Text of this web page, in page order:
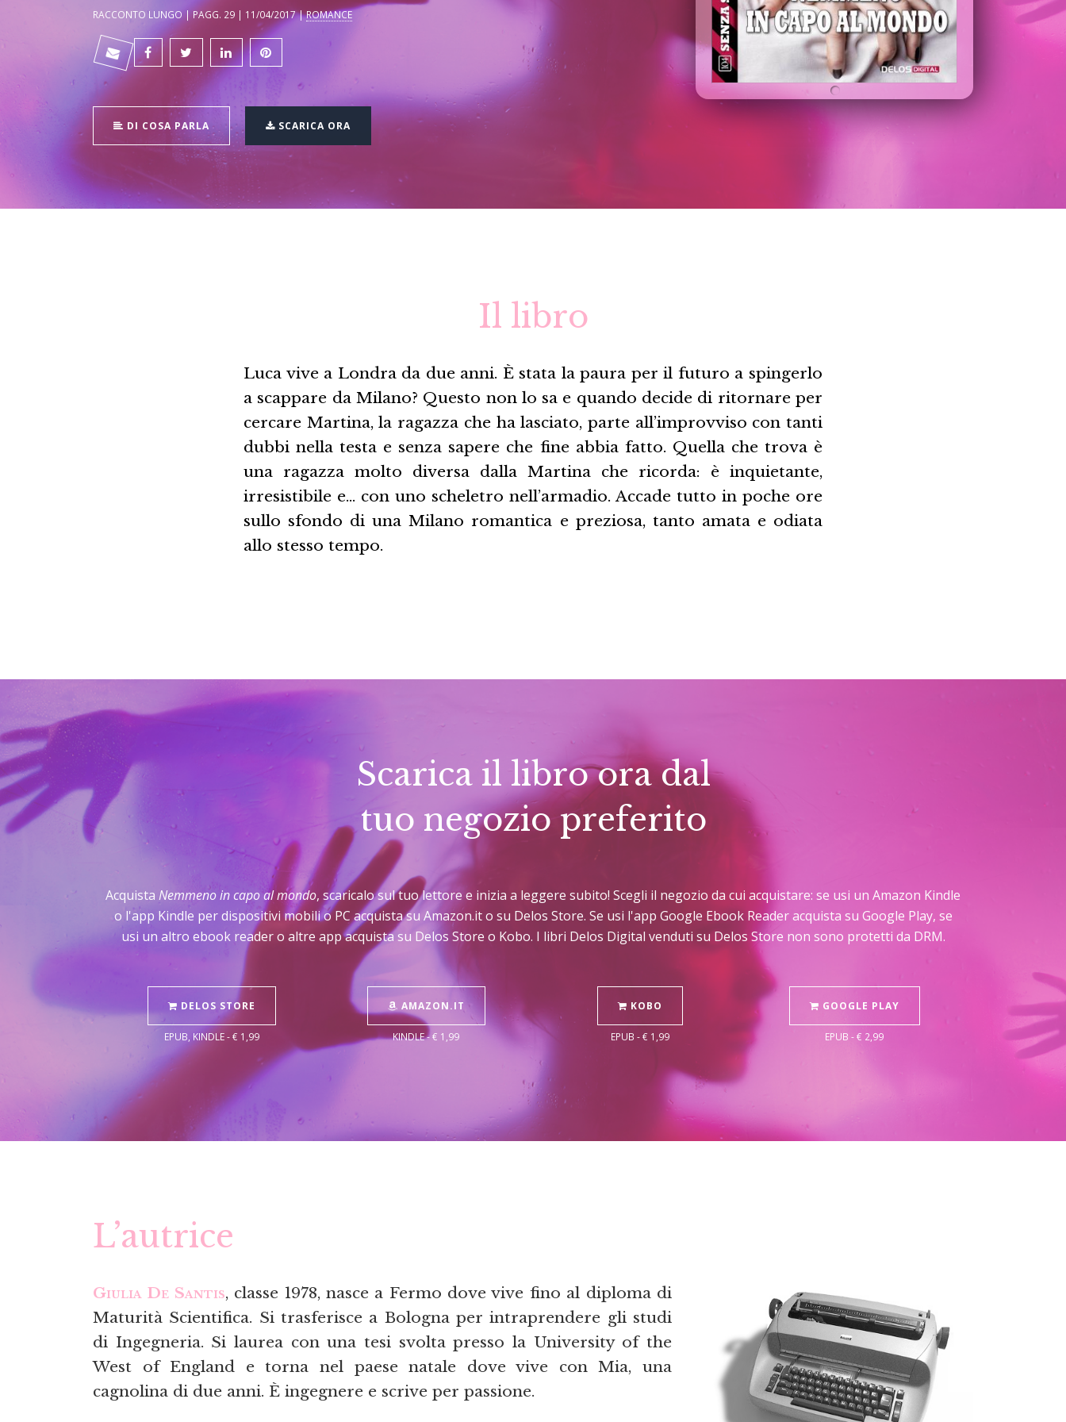
RACCONTO LUNGO | PAGG. 29 | 11/04/2017 |ROMANCE
DI COSA PARLA SCARICA ORA
Il libro
Luca vive a Londra da due anni. È stata la paura per il futuro a spingerlo
a scappare da Milano? Questo non lo sa e quando decide di ritornare per
cercare Martina, la ragazza che ha lasciato, parte all’improvviso con tanti
dubbi nella testa e senza sapere che fine abbia fatto. Quella che trova è
una ragazza molto diversa dalla Martina che ricorda: è inquietante,
irresistibile e… con uno scheletro nell’armadio. Accade tutto in poche ore
sullo sfondo di una Milano romantica e preziosa, tanto amata e odiata
allo stesso tempo.
Scarica il libro ora dal
tuo negozio preferito
Acquista Nemmeno in capo al mondo, scaricalo sul tuo lettore e inizia a leggere subito! Scegli il negozio da cui acquistare: se usi un Amazon Kindle
o l'app Kindle per dispositivi mobili o PC acquista su Amazon.it o su Delos Store. Se usi l'app Google Ebook Reader acquista su Google Play, se
usi un altro ebook reader o altre app acquista su Delos Store o Kobo. I libri Delos Digital venduti su Delos Store non sono protetti da DRM.
DELOS STORE
EPUB, KINDLE - € 1,99
AMAZON.IT
KINDLE - € 1,99
KOBO
EPUB - € 1,99
GOOGLE PLAY
EPUB - € 2,99
L’autrice
Giulia De Santis, classe 1978, nasce a Fermo dove vive fino al diploma di
Maturità Scientifica. Si trasferisce a Bologna per intraprendere gli studi
di Ingegneria. Si laurea con una tesi svolta presso la University of the
West of England e torna nel paese natale dove vive con Mia, una
cagnolina di due anni. È ingegnere e scrive per passione.